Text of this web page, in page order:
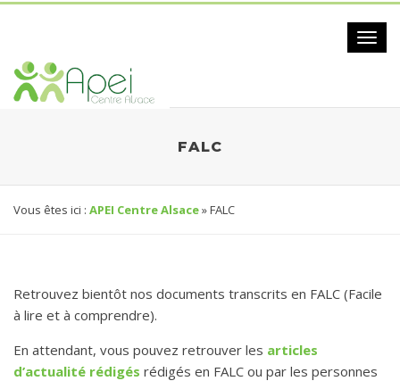
FALC
Vous êtes ici : APEI Centre Alsace» FALC
Retrouvez bientôt nos documents transcrits en FALC (Facile
à lire et à comprendre).
En attendant, vous pouvez retrouver les articles
d’actualité rédigés rédigés en FALC ou par les personnes